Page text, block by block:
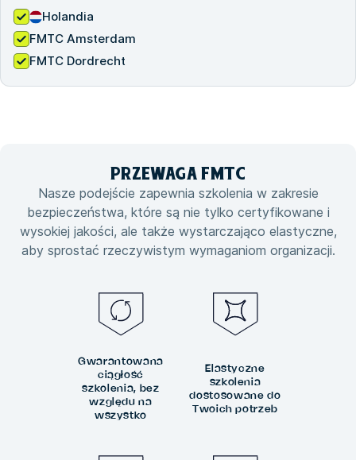
Holandia
FMTC Amsterdam
FMTC Dordrecht
PRZEWAGA FMTC
Nasze podejście zapewnia szkolenia w zakresie
bezpieczeństwa, które są nie tylko certyfikowane i
wysokiej jakości, ale także wystarczająco elastyczne,
aby sprostać rzeczywistym wymaganiom organizacji.
Gwarantowana
ciągłość
szkolenia, bez
względu na
wszystko
Elastyczne
szkolenia
dostosowane do
Twoich potrzeb